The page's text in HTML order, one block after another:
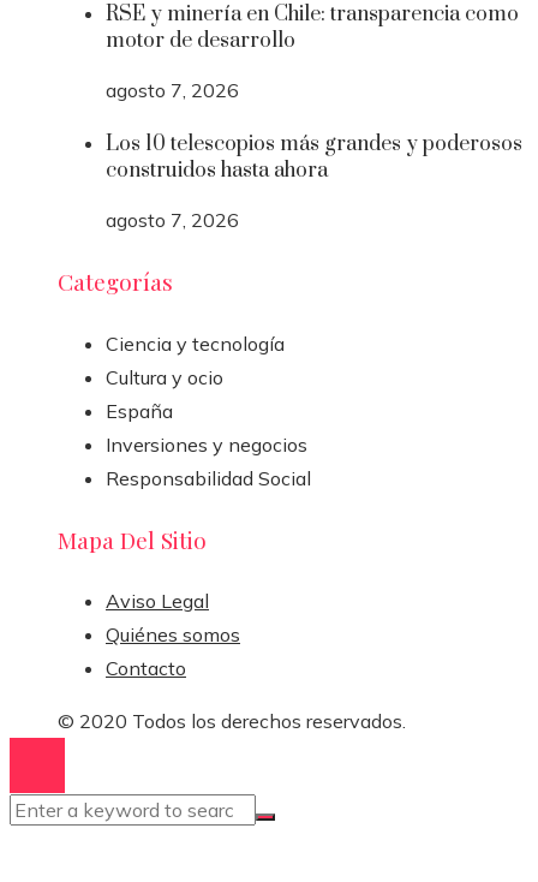
RSE y minería en Chile: transparencia como
motor de desarrollo
agosto 7, 2026
Los 10 telescopios más grandes y poderosos
construidos hasta ahora
agosto 7, 2026
Categorías
Ciencia y tecnología
Cultura y ocio
España
Inversiones y negocios
Responsabilidad Social
Mapa Del Sitio
Aviso Legal
Quiénes somos
Contacto
© 2020 Todos los derechos reservados.